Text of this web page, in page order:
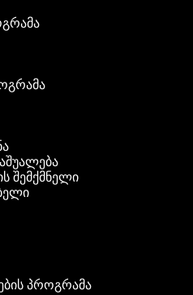
შემქმნელი
პროგრამა